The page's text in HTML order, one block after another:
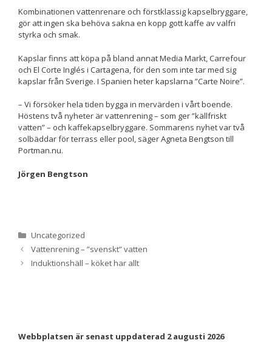
Kombinationen vattenrenare och förstklassig kapselbryggare,
gör att ingen ska behöva sakna en kopp gott kaffe av valfri
styrka och smak.
Kapslar finns att köpa på bland annat Media Markt, Carrefour
och El Corte Inglés i Cartagena, för den som inte tar med sig
kapslar från Sverige. I Spanien heter kapslarna ”Carte Noire”.
– Vi försöker hela tiden bygga in mervärden i vårt boende.
Höstens två nyheter är vattenrening – som ger ”källfriskt
vatten” – och kaffekapselbryggare. Sommarens nyhet var två
solbäddar för terrass eller pool, säger Agneta Bengtson till
Portman.nu.
Jörgen Bengtson
Kategorier
Uncategorized
Vattenrening – ”svenskt” vatten
Induktionshäll – köket har allt
Webbplatsen är senast uppdaterad 2 augusti 2026
fungera.
Statistik
För att vi ska
kunna
hemsidans
funktionalitet
uppbyggnad,
baserat på
funktionalitet